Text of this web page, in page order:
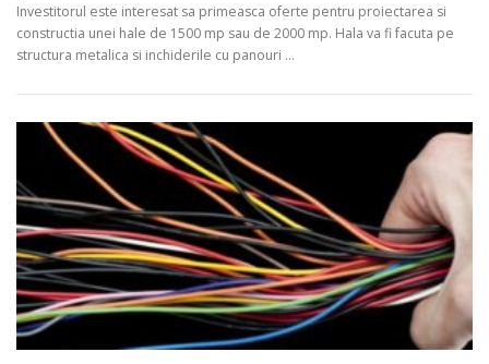
Investitorul este interesat sa primeasca oferte pentru proiectarea si
constructia unei hale de 1500 mp sau de 2000 mp. Hala va fi facuta pe
structura metalica si inchiderile cu panouri …